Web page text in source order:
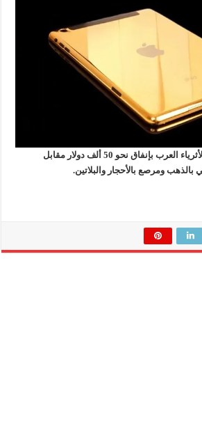
وانتهى التقرير بقيام أحد الأثرياء العرب بإنفاق نحو 50 ألف دولار مقابل
ومرصع بالأحجار والبلاتين.